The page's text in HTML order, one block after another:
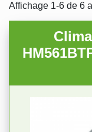
Affichage 1-6 de 6